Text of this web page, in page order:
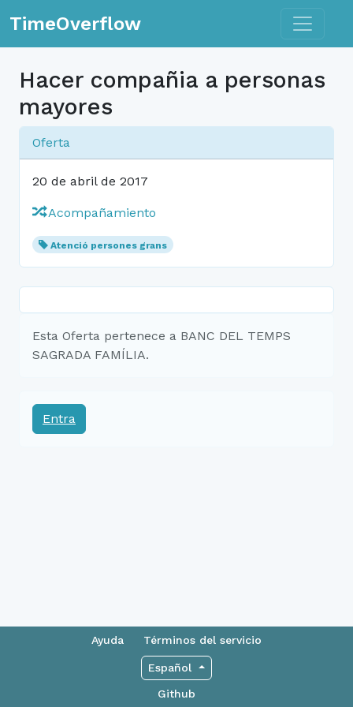
TimeOverflow Toggle
Hacer compañia a personas
mayores
Oferta
20 de abril de 2017
Acompañamiento
Atenció persones grans
Esta Oferta pertenece a BANC DEL TEMPS
SAGRADA FAMÍLIA.
Entra
Ayuda Términos del servicio
Español
Github